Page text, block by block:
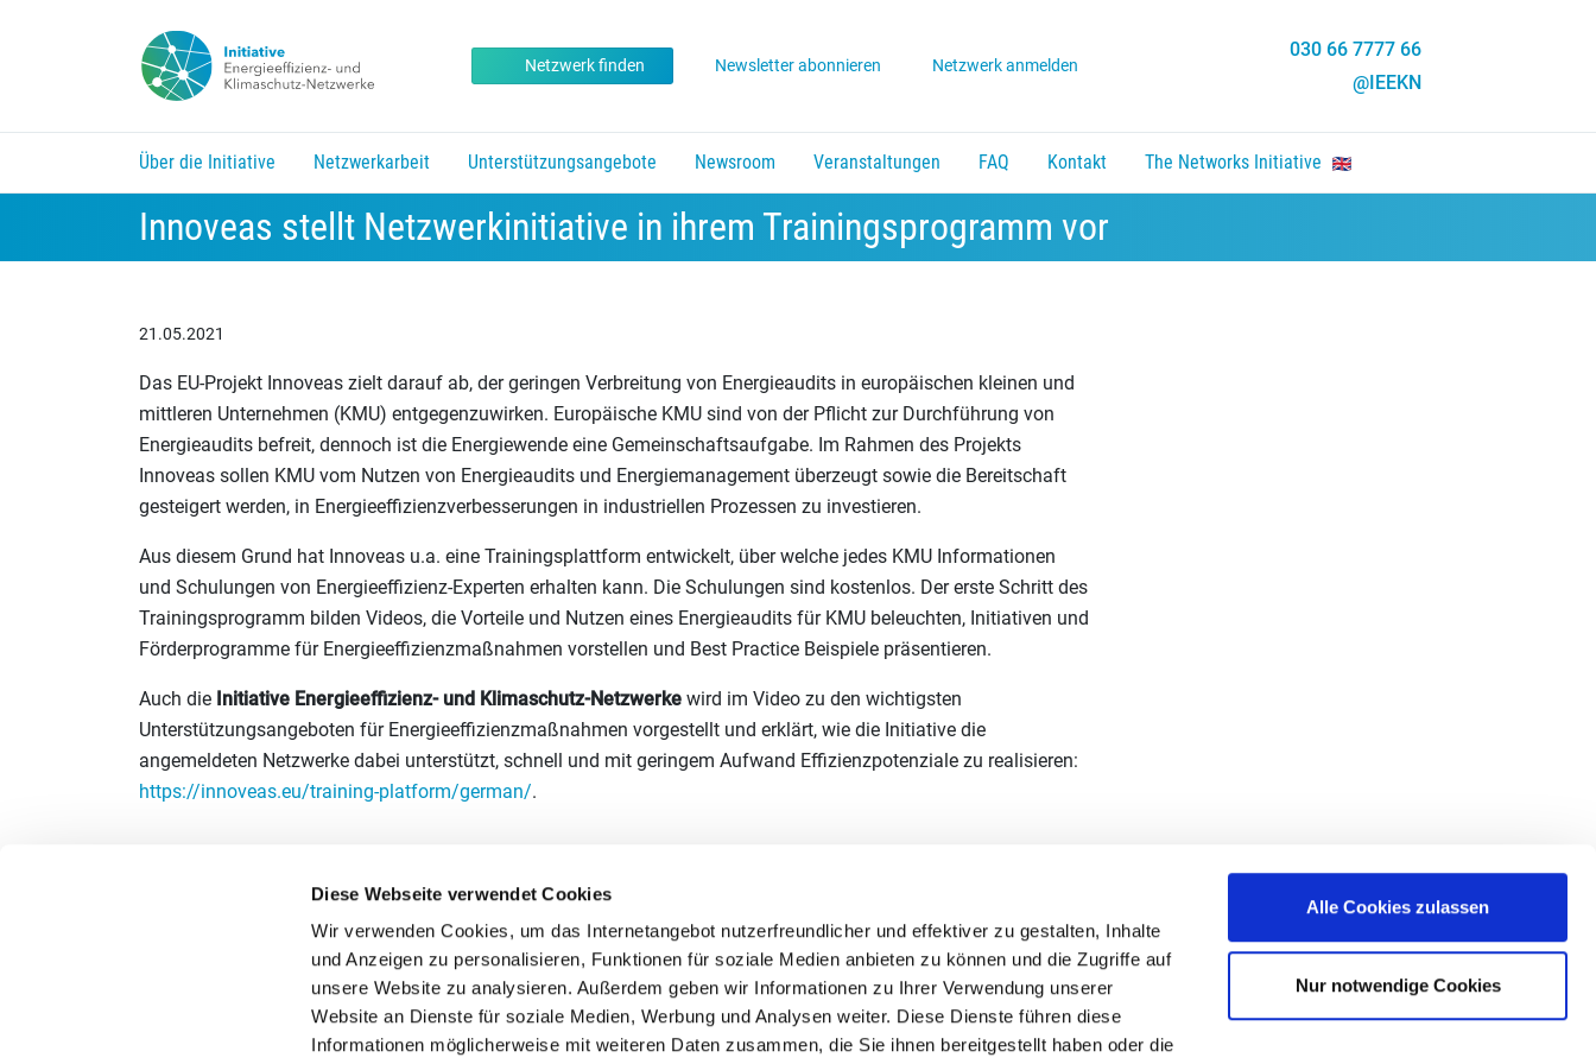
Diese Webseite verwendet Cookies
Wir verwenden Cookies, um das Internetangebot nutzerfreundlicher und effektiver zu gestalten, Inhalte
und Anzeigen zu personalisieren, Funktionen für soziale Medien anbieten zu können und die Zugriffe auf
unsere Website zu analysieren. Außerdem geben wir Informationen zu Ihrer Verwendung unserer
Website an Dienste für soziale Medien, Werbung und Analysen weiter. Diese Dienste führen diese
Informationen möglicherweise mit weiteren Daten zusammen, die Sie ihnen bereitgestellt haben oder die
Alle Cookies zulassen
Nur notwendige Cookies
Netzwerk finden Newsletter abonnieren Netzwerk anmelden
030 66 7777 66
@IEEKN
Über die Initiative
Untermenü vorhanden. Pfeil nach unten um zu öffnen, Enter um Link zu folgen.
Netzwerkarbeit
Untermenü vorhanden. Pfeil nach unten um zu öffnen, Enter um Link zu folgen.
Unterstützungsangebote
Untermenü vorhanden. Pfeil nach unten um zu öffnen, Enter um Link zu folgen.
Newsroom
Untermenü vorhanden. Pfeil nach unten um zu öffnen, Enter um Link zu folgen.
Veranstaltungen
Untermenü vorhanden. Pfeil nach unten um zu öffnen, Enter um Link zu folgen.
FAQ Kontakt The Networks Initiative
Innoveas stellt Netzwerkinitiative in ihrem Trainingsprogramm vor
21.05.2021
Das EU-Projekt Innoveas zielt darauf ab, der geringen Verbreitung von Energieaudits in europäischen kleinen und
mittleren Unternehmen (KMU) entgegenzuwirken. Europäische KMU sind von der Pflicht zur Durchführung von
Energieaudits befreit, dennoch ist die Energiewende eine Gemeinschaftsaufgabe. Im Rahmen des Projekts
Innoveas sollen KMU vom Nutzen von Energieaudits und Energiemanagement überzeugt sowie die Bereitschaft
gesteigert werden, in Energieeffizienzverbesserungen in industriellen Prozessen zu investieren.
Aus diesem Grund hat Innoveas u.a. eine Trainingsplattform entwickelt, über welche jedes KMU Informationen
und Schulungen von Energieeffizienz-Experten erhalten kann. Die Schulungen sind kostenlos. Der erste Schritt des
Trainingsprogramm bilden Videos, die Vorteile und Nutzen eines Energieaudits für KMU beleuchten, Initiativen und
Förderprogramme für Energieeffizienzmaßnahmen vorstellen und Best Practice Beispiele präsentieren.
Auch die Initiative Energieeffizienz- und Klimaschutz-Netzwerke wird im Video zu den wichtigsten
Unterstützungsangeboten für Energieeffizienzmaßnahmen vorgestellt und erklärt, wie die Initiative die
angemeldeten Netzwerke dabei unterstützt, schnell und mit geringem Aufwand Effizienzpotenziale zu realisieren:
https://innoveas.eu/training-platform/german/.
Träger der Initiative Energieeffizienz- und Klimaschutz-Netzwerke
Die Initiative Energieeffizienz- und Klimaschutz-
Netzwerke unterstützt